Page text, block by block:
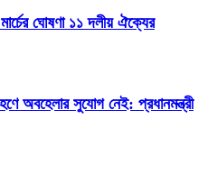
ঘোষণা ১১ দলীয় ঐক্যের
অবহেলার সুযোগ নেই: প্রধানমন্ত্রী